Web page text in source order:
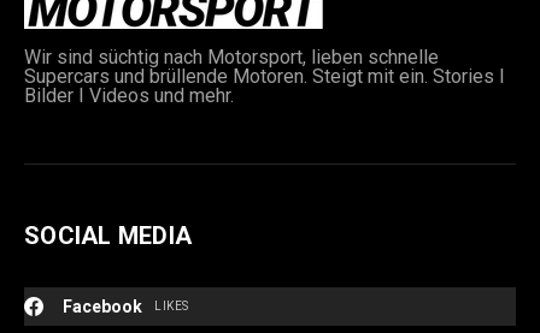
Wir sind süchtig nach Motorsport, lieben schnelle
Supercars und brüllende Motoren. Steigt mit ein. Stories I
Bilder I Videos und mehr.
SOCIAL MEDIA
Facebook LIKES